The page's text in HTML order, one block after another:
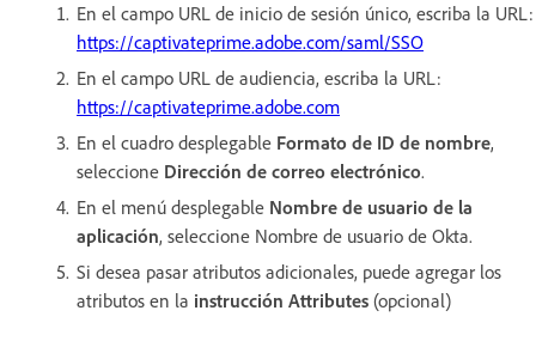
En el campo URL de inicio de sesión único, escriba la URL:
https://captivateprime.adobe.com/saml/SSO
En el campo URL de audiencia, escriba la URL:
https://captivateprime.adobe.com
En el cuadro desplegable Formato de ID de nombre,
seleccione Dirección de correo electrónico.
En el menú desplegable Nombre de usuario de la
aplicación, seleccione Nombre de usuario de Okta.
Si desea pasar atributos adicionales, puede agregar los
atributos en la instrucción Attributes (opcional)